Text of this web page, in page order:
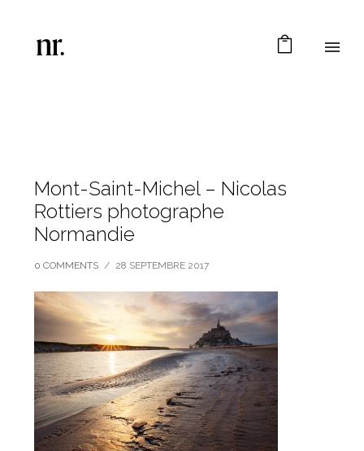
Mont-Saint-Michel – Nicolas
Rottiers photographe
Normandie
0 COMMENTS / 28 SEPTEMBRE 2017